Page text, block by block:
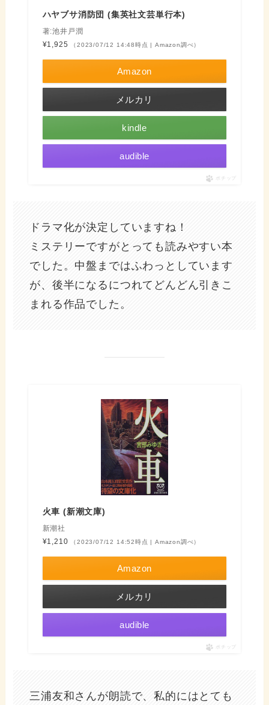
ハヤブサ消防団 (集英社文芸単行本)
著:池井戸潤
¥1,925
（2023/07/12 14:48時点 | Amazon調べ）
Amazon
メルカリ
kindle
audible
ポチップ
ドラマ化が決定していますね！
ミステリーですがとっても読みやすい本
でした。中盤まではふわっとしています
が、後半になるにつれてどんどん引きこ
まれる作品でした。
火車 (新潮文庫)
新潮社
¥1,210
（2023/07/12 14:52時点 | Amazon調べ）
Amazon
メルカリ
audible
ポチップ
三浦友和さんが朗読で、私的にはとても